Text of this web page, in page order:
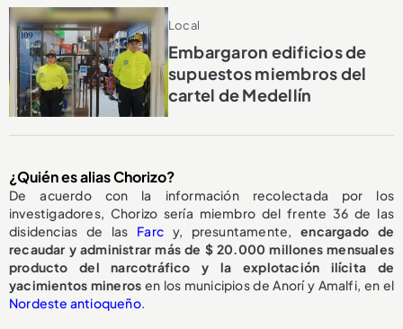
Local
Embargaron edificios de
supuestos miembros del
cartel de Medellín
¿Quién es alias Chorizo?
De acuerdo con la información recolectada por los
investigadores, Chorizo sería miembro del frente 36 de las
disidencias de las Farcy, presuntamente, encargado de
recaudar y administrar más de $ 20.000 millones mensuales
producto del narcotráfico y la explotación ilícita de
yacimientos mineros en los municipios de Anorí y Amalfi, en el
Nordeste antioqueño.